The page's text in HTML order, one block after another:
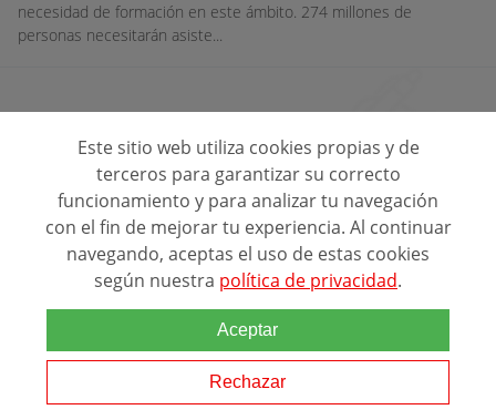
necesidad de formación en este ámbito. 274 millones de
personas necesitarán asiste...
Otras tematicas relacionadas
propiedad intelectual
derecho familiar
derecho penal
Este sitio web utiliza cookies propias y de
terceros para garantizar su correcto
funcionamiento y para analizar tu navegación
con el fin de mejorar tu experiencia. Al continuar
navegando, aceptas el uso de estas cookies
según nuestra política de privacidad.
Aceptar
Rechazar